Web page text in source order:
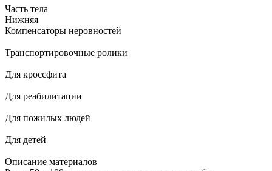
Часть тела
Нижняя
Компенсаторы неровностей
Транспортировочные ролики
Для кроссфита
Для реабилитации
Для пожилых людей
Для детей
Описание материалов